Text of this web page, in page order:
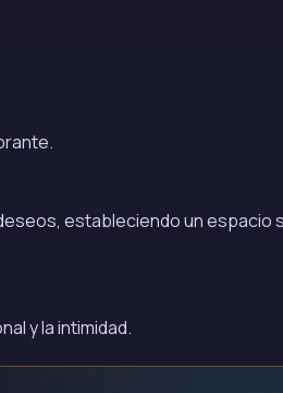
estableciendo un espacio
y la intimidad.